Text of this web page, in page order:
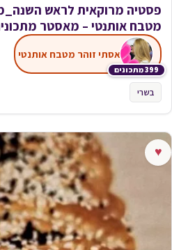
פסטיה מרוקאית לראש
מטבח אותנטי – מאסטר
399 מתכונים
אסתי זוהר מטבח אותנטי
בשרי
♥